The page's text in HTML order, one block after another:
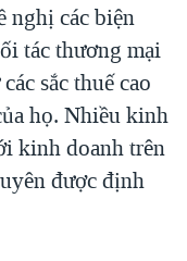
nghị các biện
tác thương mại
sắc thuế cao
họ. Nhiều kinh
kinh doanh trên
được định